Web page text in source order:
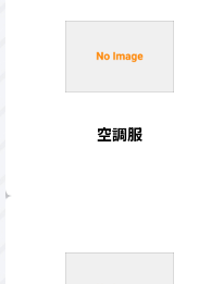
空調服